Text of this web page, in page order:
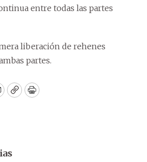
entre todas las partes
liberación de rehenes
partes.
CopyPrint